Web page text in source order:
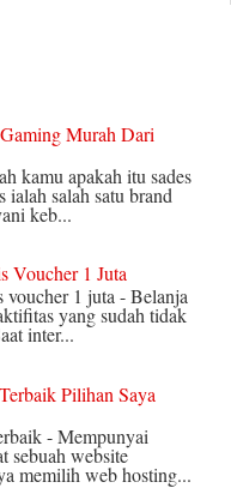
Murah Dari
kamu apakah itu sades
ialah salah satu brand
keb...
Voucher 1 Juta
voucher 1 juta - Belanja
yang sudah tidak
inter...
Pilihan Saya
- Mempunyai
sebuah website
memilih web hosting...